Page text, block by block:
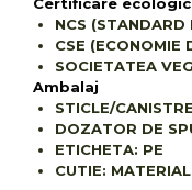
Certificare
NCS (STANDARD
CSE (ECONOMIE
SOCIETATEA
Ambalaj
STICLE/
DOZATOR DE
ETICHETA: PE
CUTIE: